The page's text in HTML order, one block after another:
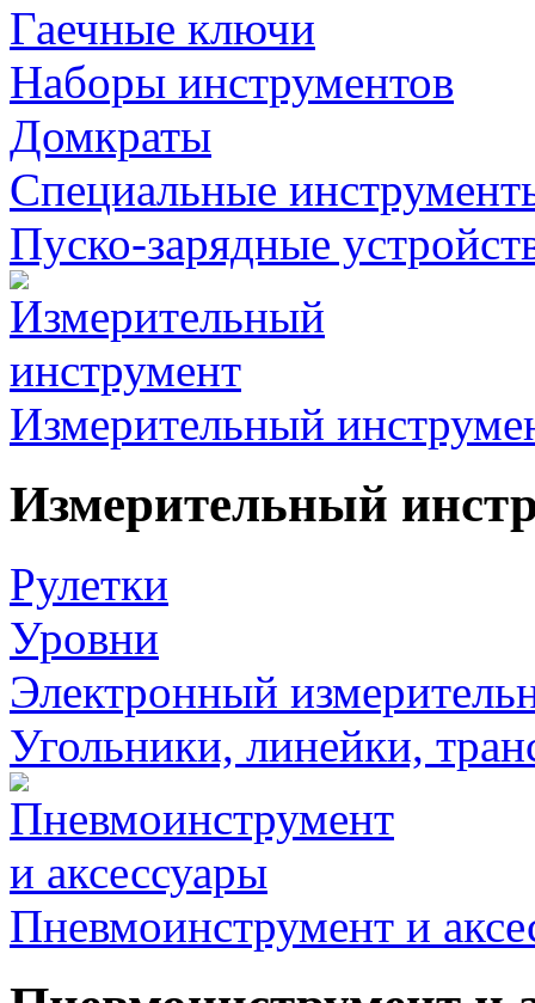
Гаечные ключи
Наборы инструментов
Домкраты
Специальные
Пуско-зарядные
Измерительный
Измерительный
Рулетки
Уровни
Электронный
Угольники, линейки,
Пневмоинструмент и